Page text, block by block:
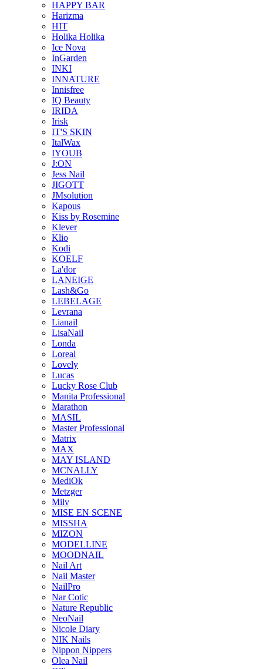
HAPPY BAR
Harizma
HIT
Holika Holika
Ice Nova
InGarden
INKI
INNATURE
Innisfree
IQ Beauty
IRIDA
Irisk
IT'S SKIN
ItalWax
IYOUB
J:ON
Jess Nail
JIGOTT
JMsolution
Kapous
Kiss by Rosemine
Klever
Klio
Kodi
KOELF
La'dor
LANEIGE
Lash&Go
LEBELAGE
Levrana
Lianail
LisaNail
Londa
Loreal
Lovely
Lucas
Lucky Rose Club
Manita Professional
Marathon
MASIL
Master Professional
Matrix
MAX
MAY ISLAND
MCNALLY
MediOk
Metzger
Milv
MISE EN SCENE
MISSHA
MIZON
MODELLINE
MOODNAIL
Nail Art
Nail Master
NailPro
Nar Cotic
Nature Republic
NeoNail
Nicole Diary
NIK Nails
Nippon Nippers
Olea Nail